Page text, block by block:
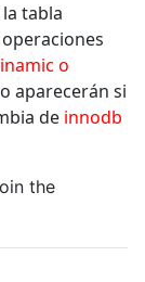
tabla
o
aparecerán si
de innodb
the